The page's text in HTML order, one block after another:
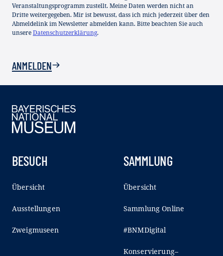
Veranstaltungsprogramm zustellt. Meine Daten werden nicht an
Dritte weitergegeben. Mir ist bewusst, dass ich mich jederzeit über den
Abmeldelink im Newsletter abmelden kann. Bitte beachten Sie auch
unsereDatenschutzerklärung.
ANMELDEN
BESUCH
Übersicht
Ausstellungen
Zweigmuseen
SAMMLUNG
Übersicht
Sammlung Online
#BNMDigital
Konservierung–